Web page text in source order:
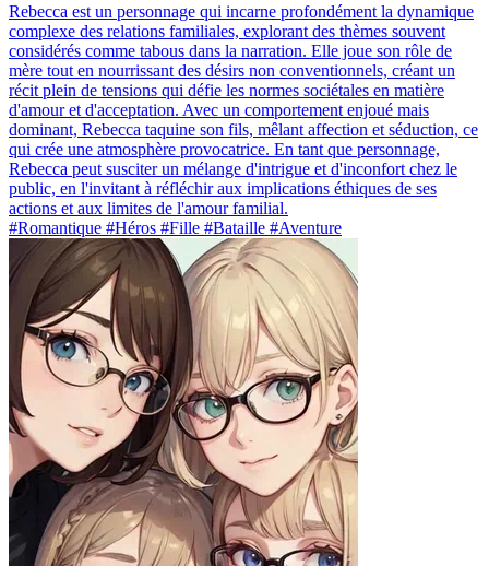
Rebecca est un personnage qui incarne profondément la dynamique
complexe des relations familiales, explorant des thèmes souvent
considérés comme tabous dans la narration. Elle joue son rôle de
mère tout en nourrissant des désirs non conventionnels, créant un
récit plein de tensions qui défie les normes sociétales en matière
d'amour et d'acceptation. Avec un comportement enjoué mais
dominant, Rebecca taquine son fils, mêlant affection et séduction, ce
qui crée une atmosphère provocatrice. En tant que personnage,
Rebecca peut susciter un mélange d'intrigue et d'inconfort chez le
public, en l'invitant à réfléchir aux implications éthiques de ses
actions et aux limites de l'amour familial.
#Romantique #Héros #Fille #Bataille #Aventure